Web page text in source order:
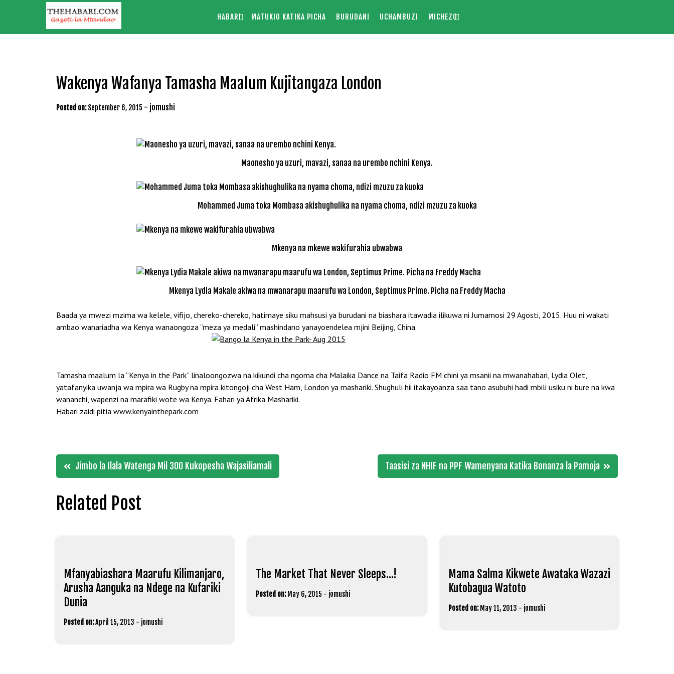
HABARI MATUKIO KATIKA PICHA BURUDANI UCHAMBUZI MICHEZO
Wakenya Wafanya Tamasha Maalum Kujitangaza London
Posted on: September 6, 2015 - jomushi
Maonesho ya uzuri, mavazi, sanaa na urembo nchini Kenya.
Mohammed Juma toka Mombasa akishughulika na nyama choma, ndizi mzuzu za kuoka
Mkenya na mkewe wakifurahia ubwabwa
Mkenya Lydia Makale akiwa na mwanarapu maarufu wa London, Septimus Prime. Picha na Freddy Macha
Baada ya mwezi mzima wa kelele, vifijo, chereko-chereko, hatimaye siku mahsusi ya burudani na biashara itawadia ilikuwa ni Jumamosi 29 Agosti, 2015. Huu ni wakati
ambao wanariadha wa Kenya wanaongoza “meza ya medali” mashindano yanayoendelea mjini Beijing, China.
Tamasha maalum la “Kenya in the Park” linaloongozwa na kikundi cha ngoma cha Malaika Dance na Taifa Radio FM chini ya msanii na mwanahabari, Lydia Olet,
yatafanyika uwanja wa mpira wa Rugby na mpira kitongoji cha West Ham, London ya mashariki. Shughuli hii itakayoanza saa tano asubuhi hadi mbili usiku ni bure na kwa
wananchi, wapenzi na marafiki wote wa Kenya. Fahari ya Afrika Mashariki.
Habari zaidi pitia www.kenyainthepark.com
Post
navigation
Jimbo la Ilala Watenga Mil 300 Kukopesha Wajasiliamali Taasisi za NHIF na PPF Wamenyana Katika Bonanza la Pamoja
Related Post
Mfanyabiashara Maarufu Kilimanjaro,
Arusha Aanguka na Ndege na Kufariki
Dunia
Posted on:April 15, 2013 - jomushi
The Market That Never Sleeps…!
Posted on: May 6, 2015 - jomushi
Mama Salma Kikwete Awataka Wazazi
Kutobagua Watoto
Posted on: May 11, 2013 - jomushi